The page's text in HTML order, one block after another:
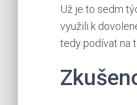
Už je to sedm
využili k
tedy podívat na